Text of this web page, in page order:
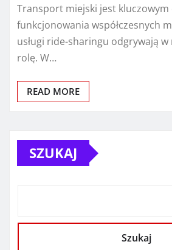
Transport miejski jest
funkcjonowania współczesnych
usługi ride-sharingu odgrywają
rolę. W…
READ MORE
SZUKAJ
Szukaj